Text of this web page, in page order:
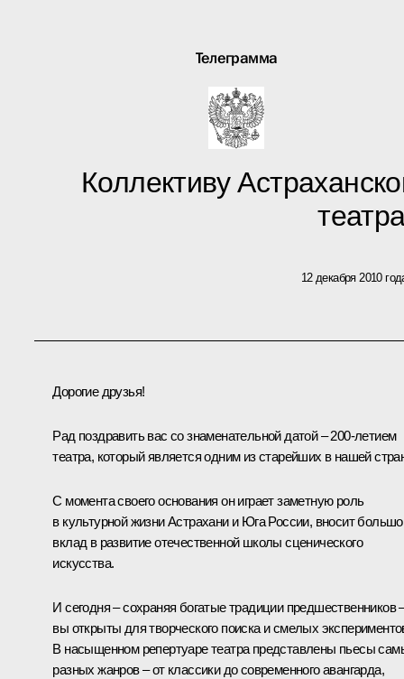
Телеграмма
Коллективу
12 декабря 2010
Дорогие друзья!
Рад поздравить вас со знаменательной датой – 200-летием
театра, который является одним из старейших в нашей
С момента своего основания он играет заметную роль
в культурной жизни Астрахани и Юга России, вносит
вклад в развитие отечественной школы сценического
искусства.
И сегодня – сохраняя богатые традиции предшественников
вы открыты для творческого поиска и смелых
В насыщенном репертуаре театра представлены пьесы
разных жанров – от классики до современного авангарда,